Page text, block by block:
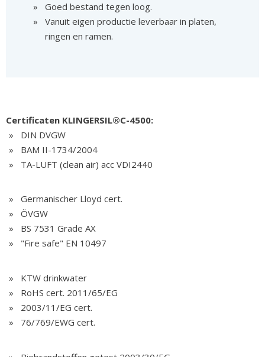
Goed bestand tegen loog.
Vanuit eigen productie leverbaar in platen,
ringen en ramen.
Certificaten KLINGERSIL®C-4500:
DIN DVGW
BAM II-1734/2004
TA-LUFT (clean air) acc VDI2440
Germanischer Lloyd cert.
ÖVGW
BS 7531 Grade AX
"Fire safe" EN 10497
KTW drinkwater
RoHS cert. 2011/65/EG
2003/11/EG cert.
76/769/EWG cert.